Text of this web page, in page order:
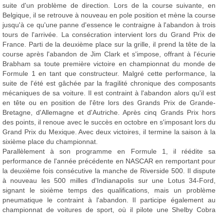
suite d'un problème de direction. Lors de la course suivante, en
Belgique, il se retrouve à nouveau en pole position et mène la course
jusqu'à ce qu'une panne d'essence le contraigne à l'abandon à trois
tours de l'arrivée. La consécration intervient lors du Grand Prix de
France. Parti de la deuxième place sur la grille, il prend la tête de la
course après l'abandon de Jim Clark et s'impose, offrant à l'écurie
Brabham sa toute première victoire en championnat du monde de
Formule 1 en tant que constructeur. Malgré cette performance, la
suite de l'été est gâchée par la fragilité chronique des composants
mécaniques de sa voiture. Il est contraint à l'abandon alors qu'il est
en tête ou en position de l'être lors des Grands Prix de Grande-
Bretagne, d'Allemagne et d'Autriche. Après cinq Grands Prix hors
des points, il renoue avec le succès en octobre en s'imposant lors du
Grand Prix du Mexique. Avec deux victoires, il termine la saison à la
sixième place du championnat.
Parallèlement à son programme en Formule 1, il réédite sa
performance de l'année précédente en NASCAR en remportant pour
la deuxième fois consécutive la manche de Riverside 500. Il dispute
à nouveau les 500 milles d'Indianapolis sur une Lotus 34-Ford,
signant le sixième temps des qualifications, mais un problème
pneumatique le contraint à l'abandon. Il participe également au
championnat de voitures de sport, où il pilote une Shelby Cobra